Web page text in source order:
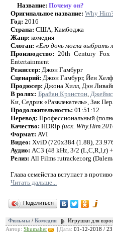
Название: Почему он?
Оригинальное название: Why
Год: 2016
Страна: США, Камбоджа
Жанр: комедия
Слоган: «Его дочь могла выбрать
Производство: 20th Century Fox
Entertainment
Режиссер: Джон Гамбург
Сценарий: Джон Гамбург, Йен
Продюсер: Джона Хилл, Дэн
В ролях: Брайан Крэнстон,
Ки, Седрик «Развлекатель», Зак
Продолжительность: 01:51:12
Перевод: Профессиональный
Качество: HDRip (исх.
Формат: AVI
Видео: XviD (720x384 (1.88),
Аудио: AC3 (48 kHz, 3/2 (L,C,R,l,r)
Релиз: All Films rutracker.org
Глава семейства вступает в
Читать дальше...
Поделиться
Фильмы / Комедия
Игрушки для
Автор: Shumaher Дата: 01-12-2018 /